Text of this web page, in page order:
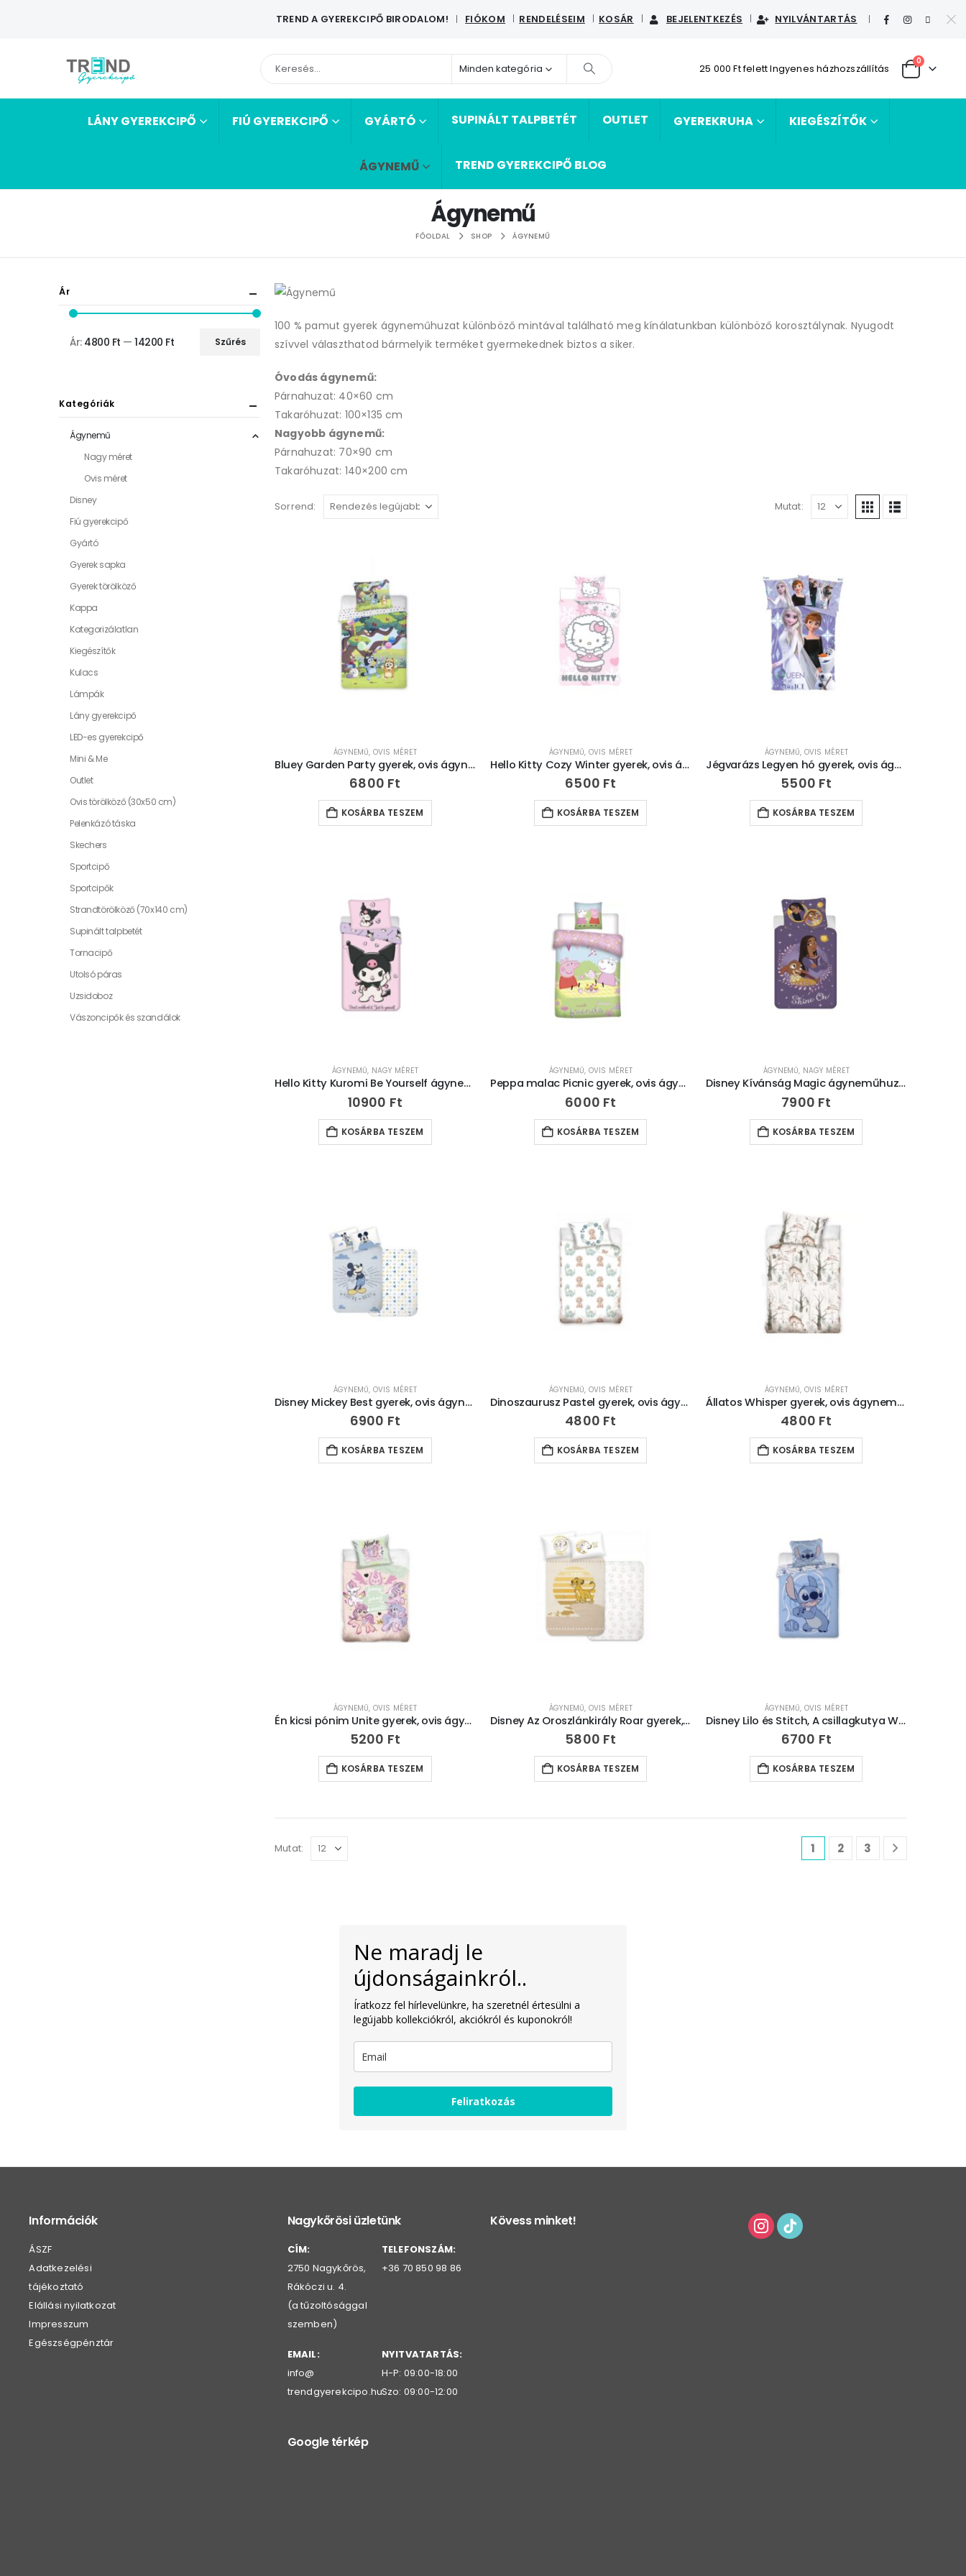
TREND A GYEREKCIPŐ BIRODALOM! | FIÓKOM RENDELÉSEIM KOSÁR BEJELENTKEZÉS NYILVÁNTARTÁS |
Minden kategória 25 000 Ft felett Ingyenes házhozszállítás
0
LÁNY GYEREKCIPŐ FIÚ GYEREKCIPŐ GYÁRTÓ SUPINÁLT TALPBETÉT OUTLET GYEREKRUHA KIEGÉSZÍTŐK
ÁGYNEMŰ TREND GYEREKCIPŐ BLOG
Ágynemű
FŐOLDAL SHOP ÁGYNEMŰ
100 % pamut gyerek ágyneműhuzat különböző mintával található meg kínálatunkban különböző korosztálynak. Nyugodt
szívvel választhatod bármelyik terméket gyermekednek biztos a siker.
Óvodás ágynemű:
Párnahuzat: 40×60 cm
Takaróhuzat: 100×135 cm
Nagyobb ágynemű:
Párnahuzat: 70×90 cm
Takaróhuzat: 140×200 cm
Sorrend: Mutat:
ÁGYNEMŰ, OVIS MÉRET
Bluey Garden Party gyerek, ovis ágyneműhuzat 100×135cm, 40×60 cm
6800 Ft
KOSÁRBA TESZEM
ÁGYNEMŰ, OVIS MÉRET
Hello Kitty Cozy Winter gyerek, ovis ágyneműhuzat 100×135cm, 40×60 cm
6500 Ft
KOSÁRBA TESZEM
ÁGYNEMŰ, OVIS MÉRET
Jégvarázs Legyen hó gyerek, ovis ágyneműhuzat 100×135cm, 40×60 cm
5500 Ft
KOSÁRBA TESZEM
ÁGYNEMŰ, NAGY MÉRET
Hello Kitty Kuromi Be Yourself ágyneműhuzat 140×200cm, 70×90 cm
10900 Ft
KOSÁRBA TESZEM
ÁGYNEMŰ, OVIS MÉRET
Peppa malac Picnic gyerek, ovis ágyneműhuzat 100×135cm, 40×60 cm
6000 Ft
KOSÁRBA TESZEM
ÁGYNEMŰ, NAGY MÉRET
Disney Kívánság Magic ágyneműhuzat 140×200cm, 70×90 cm
7900 Ft
KOSÁRBA TESZEM
ÁGYNEMŰ, OVIS MÉRET
Disney Mickey Best gyerek, ovis ágyneműhuzat 100×135 cm, 40×60 cm
6900 Ft
KOSÁRBA TESZEM
ÁGYNEMŰ, OVIS MÉRET
Dinoszaurusz Pastel gyerek, ovis ágyneműhuzat 100×135 cm, 40×60 cm
4800 Ft
KOSÁRBA TESZEM
ÁGYNEMŰ, OVIS MÉRET
Állatos Whisper gyerek, ovis ágyneműhuzat 100×135cm, 40×60 cm
4800 Ft
KOSÁRBA TESZEM
ÁGYNEMŰ, OVIS MÉRET
Én kicsi pónim Unite gyerek, ovis ágyneműhuzat 100×135cm, 40×60 cm
5200 Ft
KOSÁRBA TESZEM
ÁGYNEMŰ, OVIS MÉRET
Disney Az Oroszlánkirály Roar gyerek, ovis ágyneműhuzat 100×135cm, 40×60 cm
5800 Ft
KOSÁRBA TESZEM
ÁGYNEMŰ, OVIS MÉRET
Disney Lilo és Stitch, A csillagkutya Whirlwind gyerek, ovis ágyneműhuzat 100×135 cm, 40×60 cm
6700 Ft
KOSÁRBA TESZEM
Mutat: 1 2 3
Ár
Szűrés
Ár: 4800 Ft —14200 Ft
Kategóriák
Ágynemű
Nagy méret
Ovis méret
Disney
Fiú gyerekcipő
Gyártó
Gyerek sapka
Gyerek törölköző
Kappa
Kategorizálatlan
Kiegészítők
Kulacs
Lámpák
Lány gyerekcipő
LED-es gyerekcipő
Mini & Me
Outlet
Ovis törölköző (30x50 cm)
Pelenkázó táska
Skechers
Sportcipő
Sportcipők
Strandtörölköző (70x140 cm)
Supinált talpbetét
Tornacipő
Utolsó páras
Uzsidoboz
Vászoncipők és szandálok
Ne maradj le
újdonságainkról..
Íratkozz fel hírlevelünkre, ha szeretnél értesülni a
legújabb kollekciókról, akciókról és kuponokról!
Feliratkozás
Információk
ÁSZF
Adatkezelési
tájékoztató
Elállási nyilatkozat
Impresszum
Egészségpénztár
Nagykőrösi üzletünk
CÍM:
2750 Nagykőrös,
Rákóczi u. 4.
(a tűzoltósággal
szemben)
TELEFONSZÁM:
+36 70 850 98 86
EMAIL:
info@
trendgyerekcipo.hu
NYITVATARTÁS:
H-P: 09:00-18:00
Szo: 09:00-12:00
Google térkép
Kövess minket!